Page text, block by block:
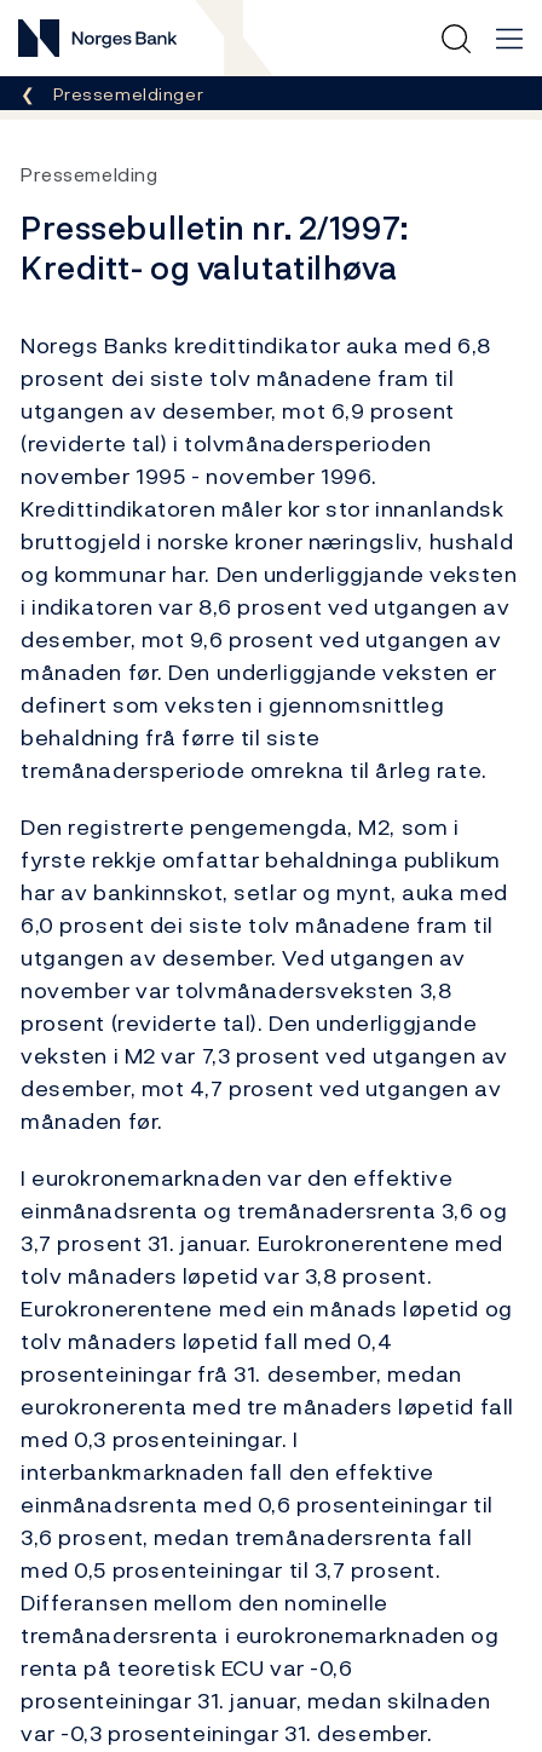
Norges Bank
Her er du nå:
Pressemeldinger
Pressemelding
Pressebulletin nr. 2/1997:
Kreditt- og valutatilhøva
Noregs Banks kredittindikator auka med 6,8
prosent dei siste tolv månadene fram til
utgangen av desember, mot 6,9 prosent
(reviderte tal) i tolvmånadersperioden
november 1995 - november 1996.
Kredittindikatoren måler kor stor innanlandsk
bruttogjeld i norske kroner næringsliv, hushald
og kommunar har. Den underliggjande veksten
i indikatoren var 8,6 prosent ved utgangen av
desember, mot 9,6 prosent ved utgangen av
månaden før. Den underliggjande veksten er
definert som veksten i gjennomsnittleg
behaldning frå førre til siste
tremånadersperiode omrekna til årleg rate.
Den registrerte pengemengda, M2, som i
fyrste rekkje omfattar behaldninga publikum
har av bankinnskot, setlar og mynt, auka med
6,0 prosent dei siste tolv månadene fram til
utgangen av desember. Ved utgangen av
november var tolvmånadersveksten 3,8
prosent (reviderte tal). Den underliggjande
veksten i M2 var 7,3 prosent ved utgangen av
desember, mot 4,7 prosent ved utgangen av
månaden før.
I eurokronemarknaden var den effektive
einmånadsrenta og tremånadersrenta 3,6 og
3,7 prosent 31. januar. Eurokronerentene med
tolv månaders løpetid var 3,8 prosent.
Eurokronerentene med ein månads løpetid og
tolv månaders løpetid fall med 0,4
prosenteiningar frå 31. desember, medan
eurokronerenta med tre månaders løpetid fall
med 0,3 prosenteiningar. I
interbankmarknaden fall den effektive
einmånadsrenta med 0,6 prosenteiningar til
3,6 prosent, medan tremånadersrenta fall
med 0,5 prosenteiningar til 3,7 prosent.
Differansen mellom den nominelle
tremånadersrenta i eurokronemarknaden og
renta på teoretisk ECU var -0,6
prosenteiningar 31. januar, medan skilnaden
var -0,3 prosenteiningar 31. desember.